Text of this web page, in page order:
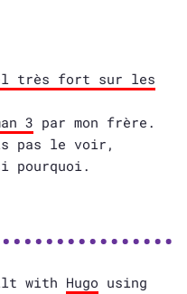
très fort sur les
3 par mon frère.
pas le voir,
pourquoi.
with Hugo using